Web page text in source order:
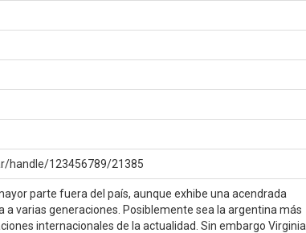
handle/123456789/21385
parte fuera del país, aunque exhibe una acendrada
a varias generaciones. Posiblemente sea la argentina más
internacionales de la actualidad. Sin embargo Virginia